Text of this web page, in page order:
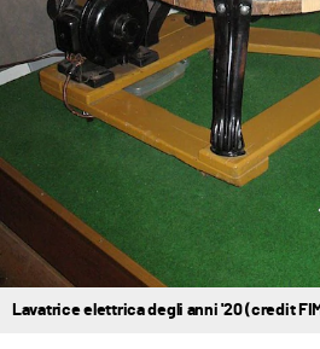
Lavatrice elettrica degli anni '20 (credit